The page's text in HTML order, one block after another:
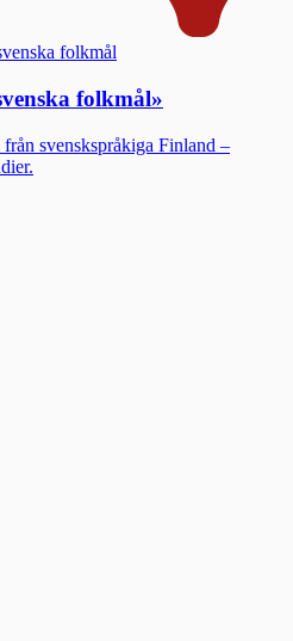
folkmål
folkmål»
svenskspråkiga Finland –